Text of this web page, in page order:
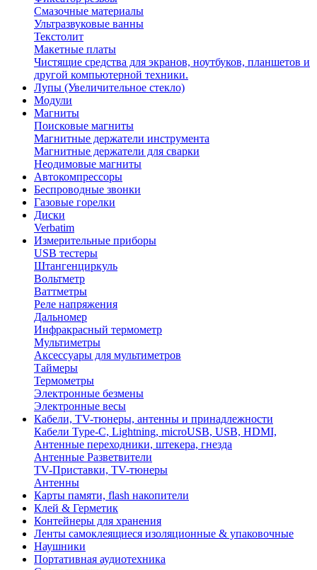
Смазочные материалы
Ультразвуковые ванны
Текстолит
Макетные платы
Чистящие средства для экранов, ноутбуков, планшетов и
другой компьютерной техники.
Лупы (Увеличительное стекло)
Модули
Магниты
Поисковые магниты
Магнитные держатели инструмента
Магнитные держатели для сварки
Неодимовые магниты
Автокомпрессоры
Беспроводные звонки
Газовые горелки
Диски
Verbatim
Измерительные приборы
USB тестеры
Штангенциркуль
Вольтметр
Ваттметры
Реле напряжения
Дальномер
Инфракрасный термометр
Мультиметры
Аксессуары для мультиметров
Таймеры
Термометры
Электронные безмены
Электронные весы
Кабели, TV-тюнеры, антенны и принадлежности
Кабели Type-C, Lightning, microUSB, USB, HDMI,
Антенные переходники, штекера, гнезда
Антенные Разветвители
TV-Приставки, TV-тюнеры
Антенны
Карты памяти, flash накопители
Клей & Герметик
Контейнеры для хранения
Ленты самоклеящиеся изоляционные & упаковочные
Наушники
Портативная аудиотехника